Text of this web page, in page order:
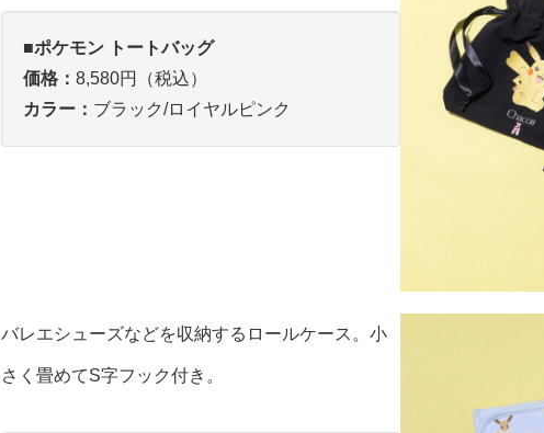
■ポケモン トートバッグ
価格： 8,580円（税込）
カラー： ブラック/ロイヤルピンク
バレエシューズなどを収納するロールケース。小
さく畳めてS字フック付き。